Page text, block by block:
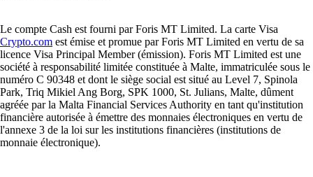
Le compte Cash est fourni par Foris MT Limited. La carte Visa
Crypto.com est émise et promue par Foris MT Limited en vertu de sa
licence Visa Principal Member (émission). Foris MT Limited est une
société à responsabilité limitée constituée à Malte, immatriculée sous le
numéro C 90348 et dont le siège social est situé au Level 7, Spinola
Park, Triq Mikiel Ang Borg, SPK 1000, St. Julians, Malte, dûment
agréée par la Malta Financial Services Authority en tant qu'institution
financière autorisée à émettre des monnaies électroniques en vertu de
l'annexe 3 de la loi sur les institutions financières (institutions de
monnaie électronique).